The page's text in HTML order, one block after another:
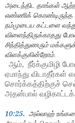
அடைந்திட தாங்கள்
எண்ணிக் கொண்டிருந்த
நம்முடைய கட்டளை
விளைந்திருக்காதது
சிந்தித்துணரும்
விளக்குகின்றோம்.
ஆம், நீர்க்குமிழி
ஏமாந்து விடாதீர்கள்
சொர்க்கத்திற்குச்
அதன்பால் வழிகாட்டக்
10:25. அல்லாஹ்